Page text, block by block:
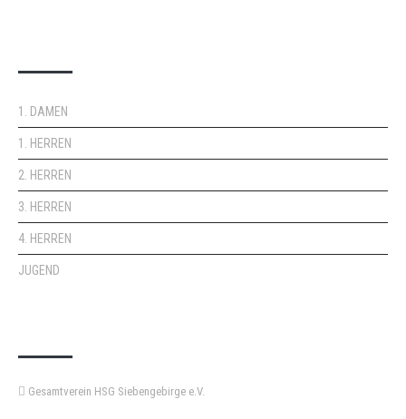
1. DAMEN
1. HERREN
2. HERREN
3. HERREN
4. HERREN
JUGEND
Gesamtverein HSG Siebengebirge e.V.